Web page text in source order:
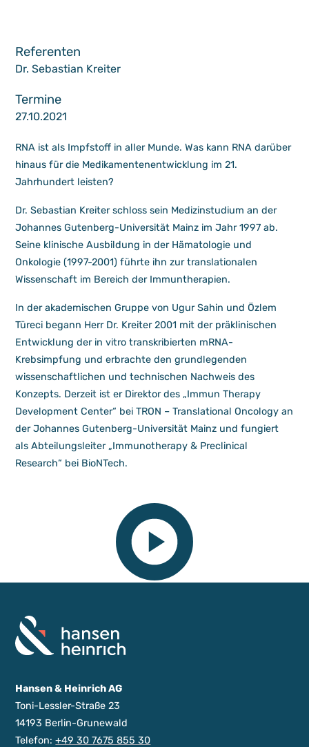
Referenten
Dr. Sebastian Kreiter
Termine
27.10.2021
RNA ist als Impfstoff in aller Munde. Was kann RNA darüber
hinaus für die Medikamentenentwicklung im 21.
Jahrhundert leisten?
Dr. Sebastian Kreiter schloss sein Medizinstudium an der
Johannes Gutenberg-Universität Mainz im Jahr 1997 ab.
Seine klinische Ausbildung in der Hämatologie und
Onkologie (1997-2001) führte ihn zur translationalen
Wissenschaft im Bereich der Immuntherapien.
In der akademischen Gruppe von Ugur Sahin und Özlem
Türeci begann Herr Dr. Kreiter 2001 mit der präklinischen
Entwicklung der in vitro transkribierten mRNA-
Krebsimpfung und erbrachte den grundlegenden
wissenschaftlichen und technischen Nachweis des
Konzepts. Derzeit ist er Direktor des „Immun Therapy
Development Center“ bei TRON – Translational Oncology an
der Johannes Gutenberg-Universität Mainz und fungiert
als Abteilungsleiter „Immunotherapy & Preclinical
Research“ bei BioNTech.
Hansen & Heinrich AG
Toni-Lessler-Straße 23
14193 Berlin-Grunewald
Telefon:+49 30 7675 855 30